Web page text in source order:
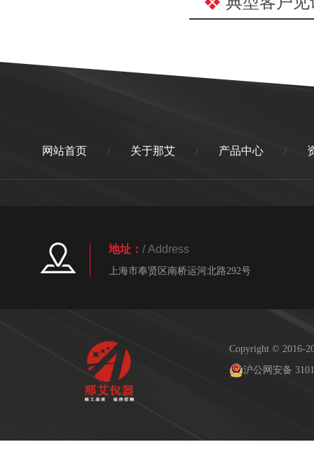
网站首页 / 关于那艾 / 产品中心 /
地址： / Address
上海市奉贤区南桥运河北路292号
Copyright © 2016-
沪公网安备